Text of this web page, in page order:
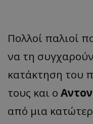
Πολλοί παλιοί
να τη
κατάκτηση του
τους και ο
από μια